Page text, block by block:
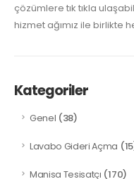
çözümlere tık tıkla
hizmet ağımız ile birlikte
Kategoriler
Genel (38)
Lavabo Gideri Açma
Manisa Tesisatçı (170)